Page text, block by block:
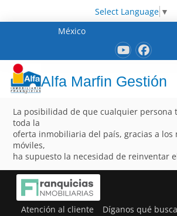
Select Language ▼
México
Alfa Marfin Gestión
La posibilidad de que cualquier persona
toda la
oferta inmobiliaria del país, gracias a los
móviles,
ha supuesto la necesidad de reinventar
Atención al cliente Díganos qué busca